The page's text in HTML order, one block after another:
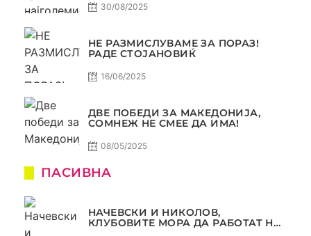
30/08/2025
НЕ РАЗМИСЛУВАМЕ ЗА ПОРАЗ!
РАДЕ СТОЈАНОВИЌ
16/06/2025
ДВЕ ПОБЕДИ ЗА МАКЕДОНИЈА,
СОМНЕЖ НЕ СМЕЕ ДА ИМА!
08/05/2025
ПАСИВНА
НАЧЕВСКИ И НИКОЛОВ,
КЛУБОВИТЕ МОРА ДА РАБОТАТ НА